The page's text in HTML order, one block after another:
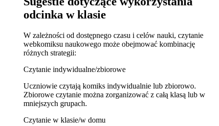
odcinka w klasie
W zależności od dostępnego czasu i celów nauki, czytanie
webkomiksu naukowego może obejmować kombinację
różnych strategii:
Czytanie indywidualne/zbiorowe
Uczniowie czytają komiks indywidualnie lub zbiorowo.
Zbiorowe czytanie można zorganizować z całą klasą lub w
mniejszych grupach.
Czytanie w klasie/w domu